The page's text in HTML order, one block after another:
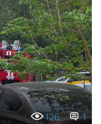
126 1